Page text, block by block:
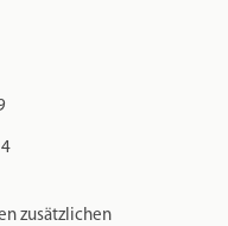
zusätzlichen